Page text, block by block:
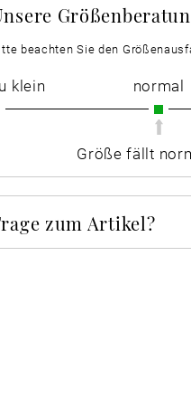
beachten Sie den
klein normal
Größe fällt
zum Artikel?